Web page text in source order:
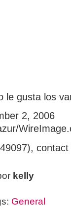
le gusta los
2, 2006
kelly
General